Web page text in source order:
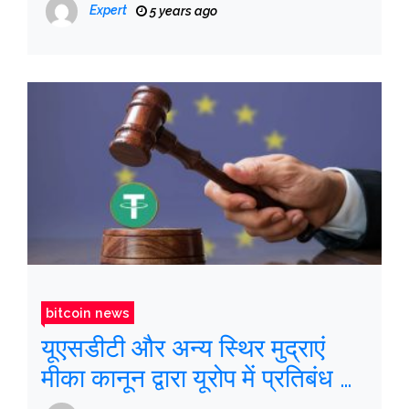
Expert 5 years ago
bitcoin news
यूएसडीटी और अन्य स्थिर मुद्राएं
मीका कानून द्वारा यूरोप में प्रतिबंध के